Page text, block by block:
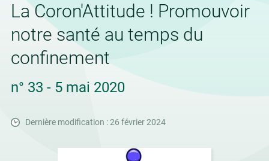
La Coron'Attitude ! Promouvoir
notre santé au temps du
confinement
n° 33 - 5 mai 2020
Dernière modification : 26 février 2024